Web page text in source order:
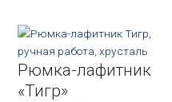
Рюмка-лафитник
«Тигр»